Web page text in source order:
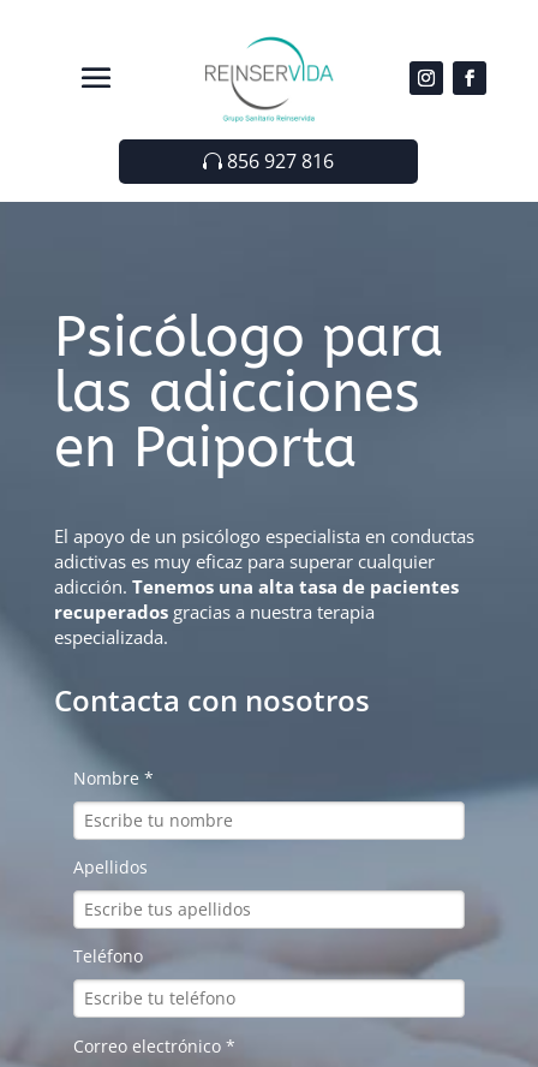
856 927 816
Psicólogo para
las adicciones
en Paiporta
El apoyo de un psicólogo especialista en conductas
adictivas es muy eficaz para superar cualquier
adicción. Tenemos una alta tasa de pacientes
recuperadosgracias a nuestra terapia
especializada.
Contacta con nosotros